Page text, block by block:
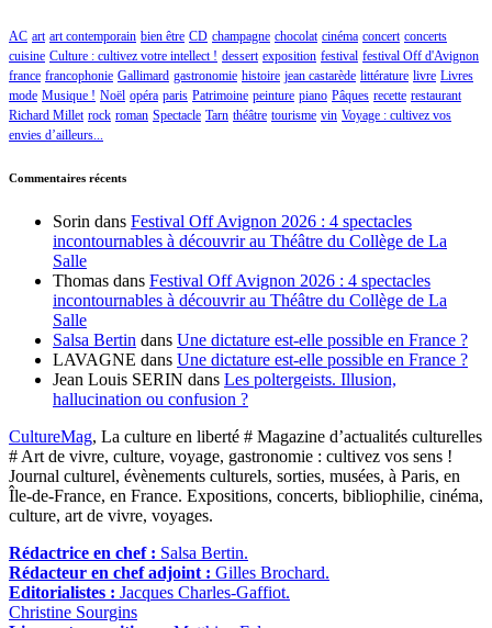
AC art art contemporain bien être CD champagne chocolat cinéma concert concerts
cuisine Culture : cultivez votre intellect ! dessert exposition festival festival Off d'Avignon
france francophonie Gallimard gastronomie histoire jean castarède littérature livre Livres
mode Musique ! Noël opéra paris Patrimoine peinture piano Pâques recette restaurant
Richard Millet rock roman Spectacle Tarn théâtre tourisme vin Voyage : cultivez vos
envies d’ailleurs...
Commentaires récents
Sorin dans Festival Off Avignon 2026 : 4 spectacles
incontournables à découvrir au Théâtre du Collège de La
Salle
Thomas dans Festival Off Avignon 2026 : 4 spectacles
incontournables à découvrir au Théâtre du Collège de La
Salle
Salsa Bertin dans Une dictature est-elle possible en France ?
LAVAGNE dans Une dictature est-elle possible en France ?
Jean Louis SERIN dans Les poltergeists. Illusion,
hallucination ou confusion ?
CultureMag, La culture en liberté # Magazine d’actualités culturelles
# Art de vivre, culture, voyage, gastronomie : cultivez vos sens !
Journal culturel, évènements culturels, sorties, musées, à Paris, en
Île-de-France, en France. Expositions, concerts, bibliophilie, cinéma,
culture, art de vivre, voyages.
Rédactrice en chef : Salsa Bertin.
Rédacteur en chef adjoint : Gilles Brochard.
Editorialistes : Jacques Charles-Gaffiot.
Christine Sourgins